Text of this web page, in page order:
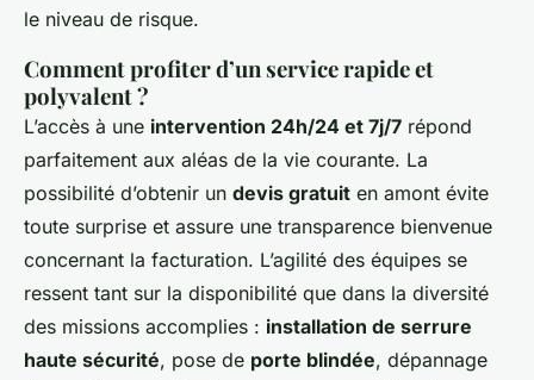
le niveau de risque.
Comment profiter d’un service rapide et
polyvalent ?
L’accès à une intervention 24h/24 et 7j/7 répond
parfaitement aux aléas de la vie courante. La
possibilité d’obtenir un devis gratuit en amont évite
toute surprise et assure une transparence bienvenue
concernant la facturation. L’agilité des équipes se
ressent tant sur la disponibilité que dans la diversité
des missions accomplies : installation de serrure
haute sécurité, pose de porte blindée, dépannage